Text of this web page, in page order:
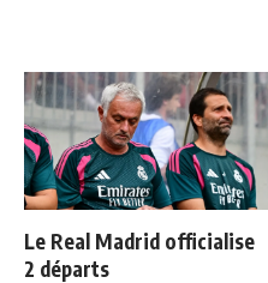
Le Real Madrid officialise
2 départs